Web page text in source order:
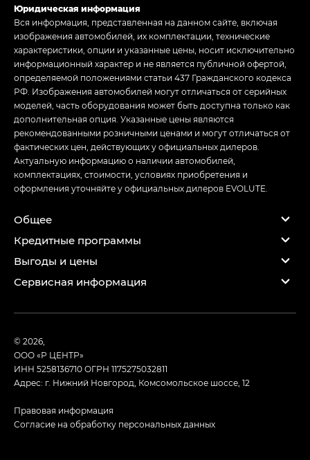
Юридическая информация
Вся информация, представленная на данном сайте, включая
изображения автомобилей, их комплектации, технические
характеристики, опции и указанные цены, носит исключительно
информационный характер и не является публичной офертой,
определяемой положениями статьи 437 Гражданского кодекса
РФ. Изображения автомобилей могут отличаться от серийных
моделей, часть оборудования может быть доступна только как
дополнительная опция. Указанные цены являются
рекомендованными розничными ценами и могут отличаться от
фактических цен, действующих у официальных дилеров.
Актуальную информацию о наличии автомобилей,
комплектациях, стоимости, условиях приобретения и
оформления уточняйте у официальных дилеров EVOLUTE.
Общее
Кредитные программы
Выгоды и цены
Сервисная информация
© 2026,
ООО «Р ЦЕНТР»
ИНН 5258136710ОГРН 1175275032811
Адрес: г. Нижний Новгород, Комсомольское шоссе, 12
Правовая информация
Согласие на обработку персональных данных